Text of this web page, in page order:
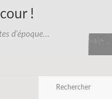
!
d'époque…